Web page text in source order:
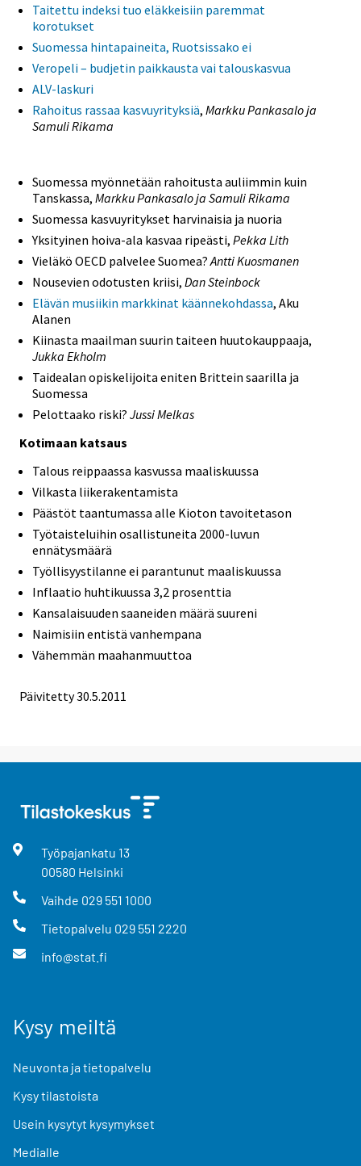
Taitettu indeksi tuo eläkkeisiin paremmat
korotukset
Suomessa hintapaineita, Ruotsissako ei
Veropeli – budjetin paikkausta vai talouskasvua
ALV-laskuri
Rahoitus rassaa kasvuyrityksiä, Markku Pankasalo ja
Samuli Rikama
Suomessa myönnetään rahoitusta auliimmin kuin
Tanskassa, Markku Pankasalo ja Samuli Rikama
Suomessa kasvuyritykset harvinaisia ja nuoria
Yksityinen hoiva-ala kasvaa ripeästi, Pekka Lith
Vieläkö OECD palvelee Suomea?Antti Kuosmanen
Nousevien odotusten kriisi, Dan Steinbock
Elävän musiikin markkinat käännekohdassa, Aku
Alanen
Kiinasta maailman suurin taiteen huutokauppaaja,
Jukka Ekholm
Taidealan opiskelijoita eniten Brittein saarilla ja
Suomessa
Pelottaako riski? Jussi Melkas
Kotimaan katsaus
Talous reippaassa kasvussa maaliskuussa
Vilkasta liikerakentamista
Päästöt taantumassa alle Kioton tavoitetason
Työtaisteluihin osallistuneita 2000-luvun
ennätysmäärä
Työllisyystilanne ei parantunut maaliskuussa
Inflaatio huhtikuussa 3,2 prosenttia
Kansalaisuuden saaneiden määrä suureni
Naimisiin entistä vanhempana
Vähemmän maahanmuuttoa
Päivitetty 30.5.2011
Työpajankatu 13
00580 Helsinki
Vaihde 029 551 1000
Tietopalvelu 029 551 2220
info@stat.fi
Kysy meiltä
Neuvonta ja tietopalvelu
Kysy tilastoista
Usein kysytyt kysymykset
Medialle